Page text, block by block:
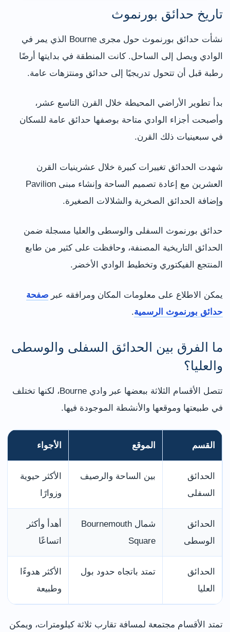
تاريخ حدائق بورنموث
نشأت حدائق بورنموث حول مجرى Bourne الذي يمر في
الوادي ويصل إلى الساحل. كانت المنطقة في بدايتها أرضًا
رطبة قبل أن تتحول تدريجيًا إلى حدائق ومنتزهات عامة.
بدأ تطوير الأراضي المحيطة خلال القرن التاسع عشر،
وأصبحت أجزاء الوادي متاحة بوصفها حدائق عامة للسكان
في سبعينيات ذلك القرن.
شهدت الحدائق تغييرات كبيرة خلال عشرينيات القرن
العشرين مع إعادة تصميم الساحة وإنشاء مبنى Pavilion
وإضافة الحدائق الصخرية والشلالات الصغيرة.
حدائق بورنموث السفلى والوسطى والعليا مسجلة ضمن
الحدائق التاريخية المصنفة، وحافظت على كثير من طابع
المنتجع الفيكتوري وتخطيط الوادي الأخضر.
يمكن الاطلاع على معلومات المكان ومرافقه عبر صفحة
حدائق بورنموث الرسمية.
ما الفرق بين الحدائق السفلى والوسطى
والعليا؟
تتصل الأقسام الثلاثة ببعضها عبر وادي Bourne، لكنها تختلف
في طبيعتها وموقعها والأنشطة الموجودة فيها.
القسم الموقع الأجواء
الحدائق
السفلى
بين الساحة والرصيف
الأكثر حيوية
وزوارًا
الحدائق
الوسطى
شمال Bournemouth
Square
أهدأ وأكثر
اتساعًا
الحدائق
العليا
تمتد باتجاه حدود بول
الأكثر هدوءًا
وطبيعة
تمتد الأقسام مجتمعة لمسافة تقارب ثلاثة كيلومترات، ويمكن